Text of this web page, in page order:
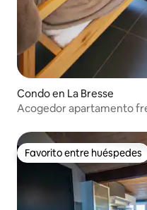
Condo en La Bresse
Acogedor apartamento
Favorito entre huéspedes
Favorito entre huéspedes